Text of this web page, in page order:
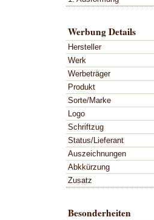
Werbung Details
Hersteller
Werk
Werbeträger
Produkt
Sorte/Marke
Logo
Schriftzug
Status/Lieferant
Auszeichnungen
Abkkürzung
Zusatz
Besonderheiten